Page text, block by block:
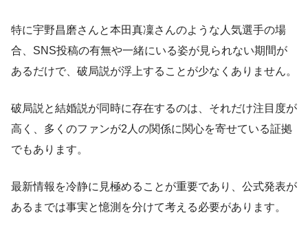
特に宇野昌磨さんと本田真凜さんのような人気選手の場
合、SNS投稿の有無や一緒にいる姿が見られない期間が
あるだけで、破局説が浮上することが少なくありません。
破局説と結婚説が同時に存在するのは、それだけ注目度が
高く、多くのファンが2人の関係に関心を寄せている証拠
でもあります。
最新情報を冷静に見極めることが重要であり、公式発表が
あるまでは事実と憶測を分けて考える必要があります。